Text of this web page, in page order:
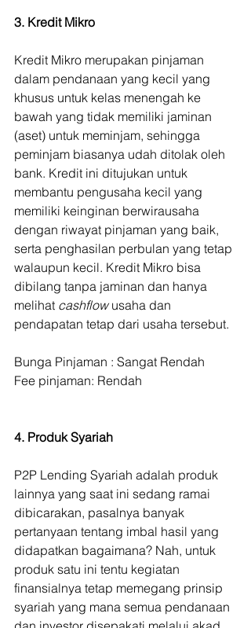
3. Kredit Mikro
Kredit Mikro merupakan pinjaman
dalam pendanaan yang kecil yang
khusus untuk kelas menengah ke
bawah yang tidak memiliki jaminan
(aset) untuk meminjam, sehingga
peminjam biasanya udah ditolak oleh
bank. Kredit ini ditujukan untuk
membantu pengusaha kecil yang
memiliki keinginan berwirausaha
dengan riwayat pinjaman yang baik,
serta penghasilan perbulan yang tetap
walaupun kecil. Kredit Mikro bisa
dibilang tanpa jaminan dan hanya
melihat cashflow usaha dan
pendapatan tetap dari usaha tersebut.
Bunga Pinjaman : Sangat Rendah
Fee pinjaman: Rendah
4. Produk Syariah
P2P Lending Syariah adalah produk
lainnya yang saat ini sedang ramai
dibicarakan, pasalnya banyak
pertanyaan tentang imbal hasil yang
didapatkan bagaimana? Nah, untuk
produk satu ini tentu kegiatan
finansialnya tetap memegang prinsip
syariah yang mana semua pendanaan